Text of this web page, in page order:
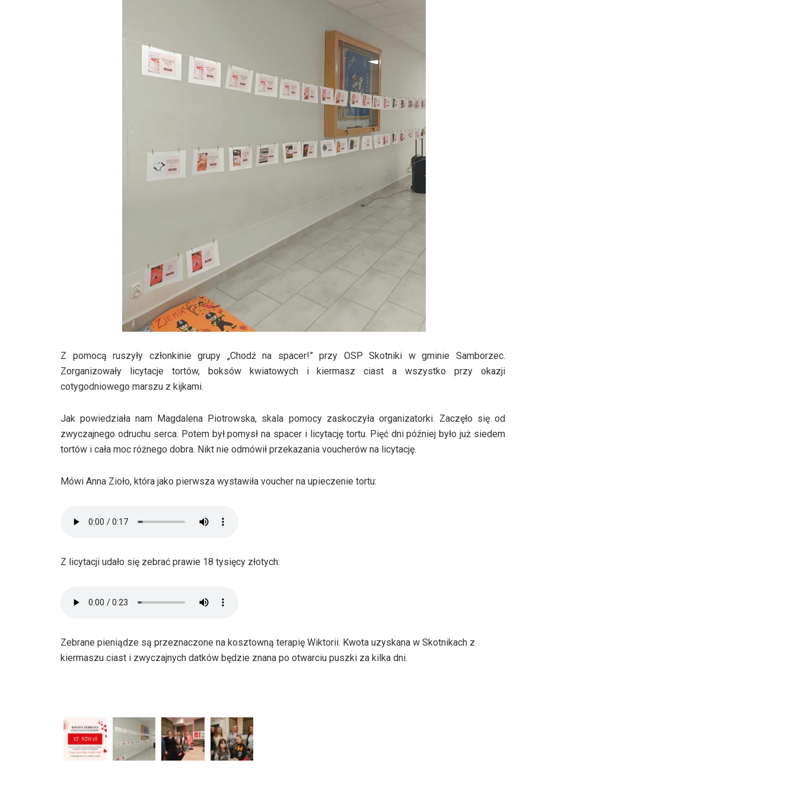
Z pomocą ruszyły członkinie grupy „Chodź na spacer!” przy OSP Skotniki w gminie Samborzec.
Zorganizowały licytacje tortów, boksów kwiatowych i kiermasz ciast a wszystko przy okazji
cotygodniowego marszu z kijkami.
Jak powiedziała nam Magdalena Piotrowska, skala pomocy zaskoczyła organizatorki. Zaczęło się od
zwyczajnego odruchu serca. Potem był pomysł na spacer i licytację tortu. Pięć dni później było już siedem
tortów i cała moc różnego dobra. Nikt nie odmówił przekazania voucherów na licytację.
Mówi Anna Zioło, która jako pierwsza wystawiła voucher na upieczenie tortu:
Z licytacji udało się zebrać prawie 18 tysięcy złotych:
Zebrane pieniądze są przeznaczone na kosztowną terapię Wiktorii. Kwota uzyskana w Skotnikach z
kiermaszu ciast i zwyczajnych datków będzie znana po otwarciu puszki za kilka dni.